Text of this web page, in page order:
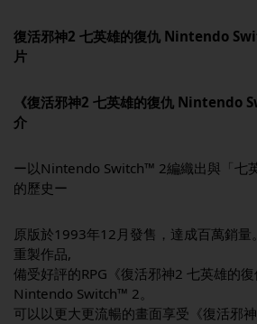
復活邪神2 七英雄的復仇 Nintendo
片
《復活邪神2 七英雄的復仇 Nintendo
介
ー以Nintendo Switch™ 2編織出與「七
的歷史ー
原版於1993年12月發售，達成百萬銷
重製作品,
備受好評的RPG《復活邪神2 七英雄的
Nintendo Switch™ 2。
可以以更大更流暢的畫面享受《復活邪神